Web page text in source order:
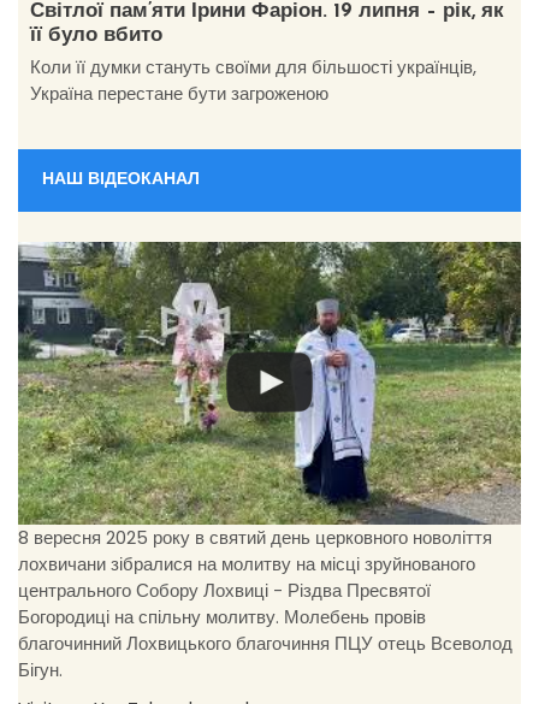
Світлої пам’яти Ірини Фаріон. 19 липня – рік, як
її було вбито
Коли її думки стануть своїми для більшості українців,
Україна перестане бути загроженою
НАШ ВІДЕОКАНАЛ
8 вересня 2025 року в святий день церковного новоліття
лохвичани зібралися на молитву на місці зруйнованого
центрального Собору Лохвиці - Різдва Пресвятої
Богородиці на спільну молитву. Молебень провів
благочинний Лохвицького благочиння ПЦУ отець Всеволод
Бігун.